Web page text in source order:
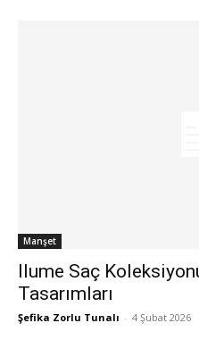
Manşet
Ilume Saç
Tasarımları
Şefika Zorlu Tunalı - 4 Şubat 2026